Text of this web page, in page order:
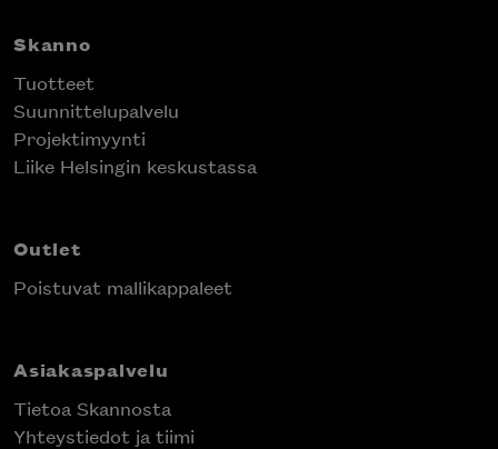
Skanno
Tuotteet
Suunnittelupalvelu
Projektimyynti
Liike Helsingin keskustassa
Outlet
Poistuvat mallikappaleet
Asiakaspalvelu
Tietoa Skannosta
Yhteystiedot ja tiimi